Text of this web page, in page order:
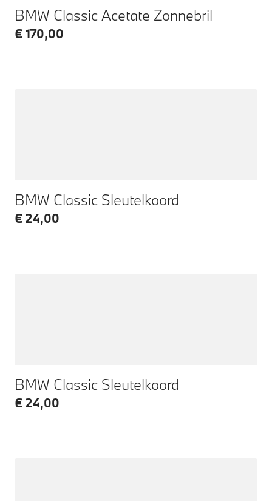
BMW Classic Acetate Zonnebril
€ 170,00
BMW Classic Sleutelkoord
€ 24,00
BMW Classic Sleutelkoord
€ 24,00